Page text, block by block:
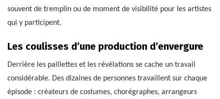
souvent de tremplin ou de moment de visibilité pour les artistes
qui y participent.
Les coulisses d’une production d’envergure
Derrière les paillettes et les révélations se cache un travail
considérable. Des dizaines de personnes travaillent sur chaque
épisode : créateurs de costumes, chorégraphes, arrangeurs